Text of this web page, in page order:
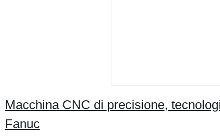
Macchina CNC di precisione,
Fanuc